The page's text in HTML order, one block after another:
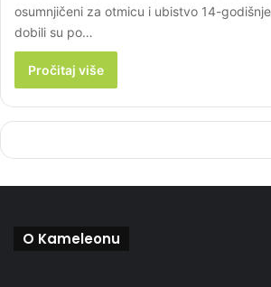
osumnjičeni za otmicu i ubistvo 14-
dobili su po…
Pročitaj više
O Kameleonu